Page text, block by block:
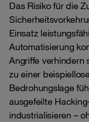
Das Risiko für die
Einsatz
Automatisierung
Angriffe verhindern
zu einer
Bedrohungslage
ausgefeilte
industrialisieren –